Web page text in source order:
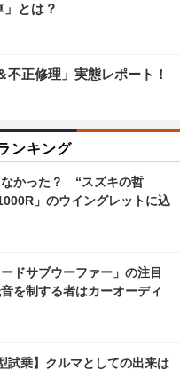
とは？
正修理」実態レポート！
ンキング
なかった？ “スズキの哲
」のウイングレットに込
ドサブウーファー」の注目
を制する者はカーオーディ
試乗】クルマとしての出来は